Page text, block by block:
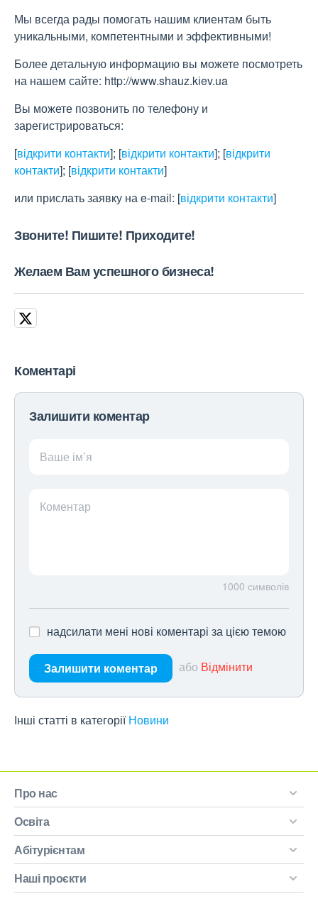
Мы всегда рады помогать нашим клиентам быть
уникальными, компетентными и эффективными!
Более детальную информацию вы можете посмотреть
на нашем сайте: http://www.shauz.kіev.ua
Вы можете позвонить по телефону и
зарегистрироваться:
[відкрити контакти]; [відкрити контакти]; [відкрити
контакти]; [відкрити контакти]
или прислать заявку на e-maіl: [відкрити контакти]
Звоните! Пишите! Приходите!
Желаем Вам успешного бизнеса!
Коментарі
Залишити коментар
Ваше ім’я
Коментар
1000 символів
надсилати мені нові коментарі за цією темою
Залишити коментар або Відмінити
Інші статті в категорії Новини
Про нас
Освіта
Абітурієнтам
Наші проєкти